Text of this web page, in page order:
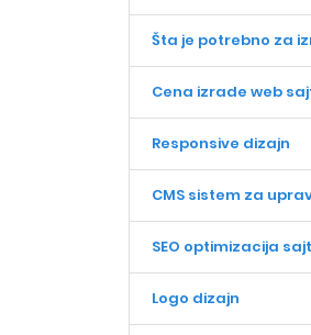
Šta je potrebno za
Cena izrade web
Responsive dizajn
CMS sistem za
SEO optimizacija
Logo dizajn